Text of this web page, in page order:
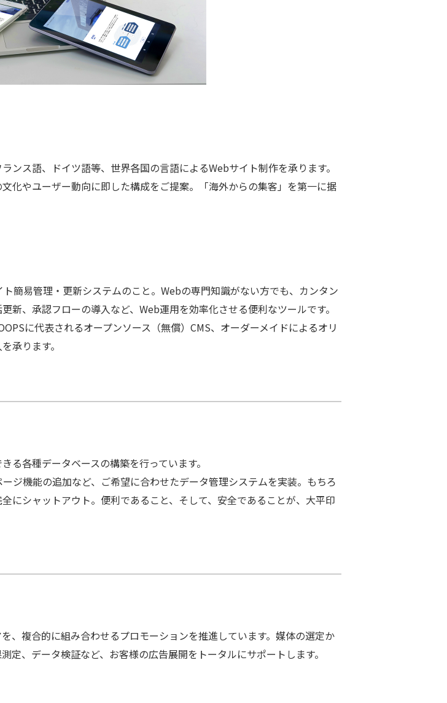
ス語、ドイツ語等、世界各国の言語によるWebサイト制作を承ります。
化やユーザー動向に即した構成をご提案。「海外からの集客」を第一に据
簡易管理・更新システムのこと。Webの専門知識がない方でも、カンタン
新、承認フローの導入など、Web運用を効率化させる便利なツールです。
に代表されるオープンソース（無償）CMS、オーダーメイドによるオリ
承ります。
る各種データベースの構築を行っています。
ジ機能の追加など、ご希望に合わせたデータ管理システムを実装。もちろ
にシャットアウト。便利であること、そして、安全であることが、大平印
、複合的に組み合わせるプロモーションを推進しています。媒体の選定か
、データ検証など、お客様の広告展開をトータルにサポートします。